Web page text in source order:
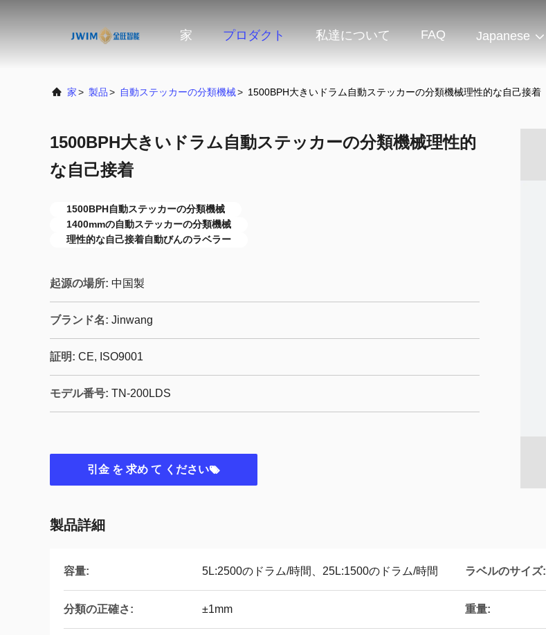
家 プロダクト 私達について FAQ Japanese
家> 製品> 自動ステッカーの分類機械> 1500BPH大きいドラム自動ステッカーの分類機械理性的な自己接着
1500BPH大きいドラム自動ステッカーの分類機械理性的
な自己接着
1500BPH自動ステッカーの分類機械
1400mmの自動ステッカーの分類機械
理性的な自己接着自動びんのラベラー
起源の場所: 中国製
ブランド名: Jinwang
証明: CE, ISO9001
モデル番号: TN-200LDS
引金 を 求め て ください
製品詳細
容量: 5L:2500のドラム/時間、25L:1500のドラム/時間 ラベルのサイズ:
分類の正確さ: ±1mm 重量: